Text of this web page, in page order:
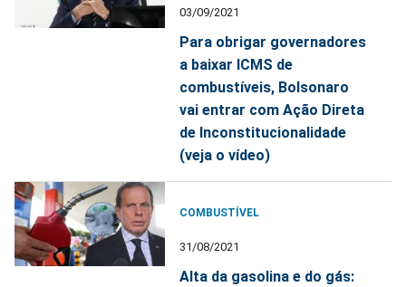
03/09/2021
Para obrigar governadores
a baixar ICMS de
combustíveis, Bolsonaro
vai entrar com Ação Direta
de Inconstitucionalidade
(veja o vídeo)
COMBUSTÍVEL
31/08/2021
Alta da gasolina e do gás: